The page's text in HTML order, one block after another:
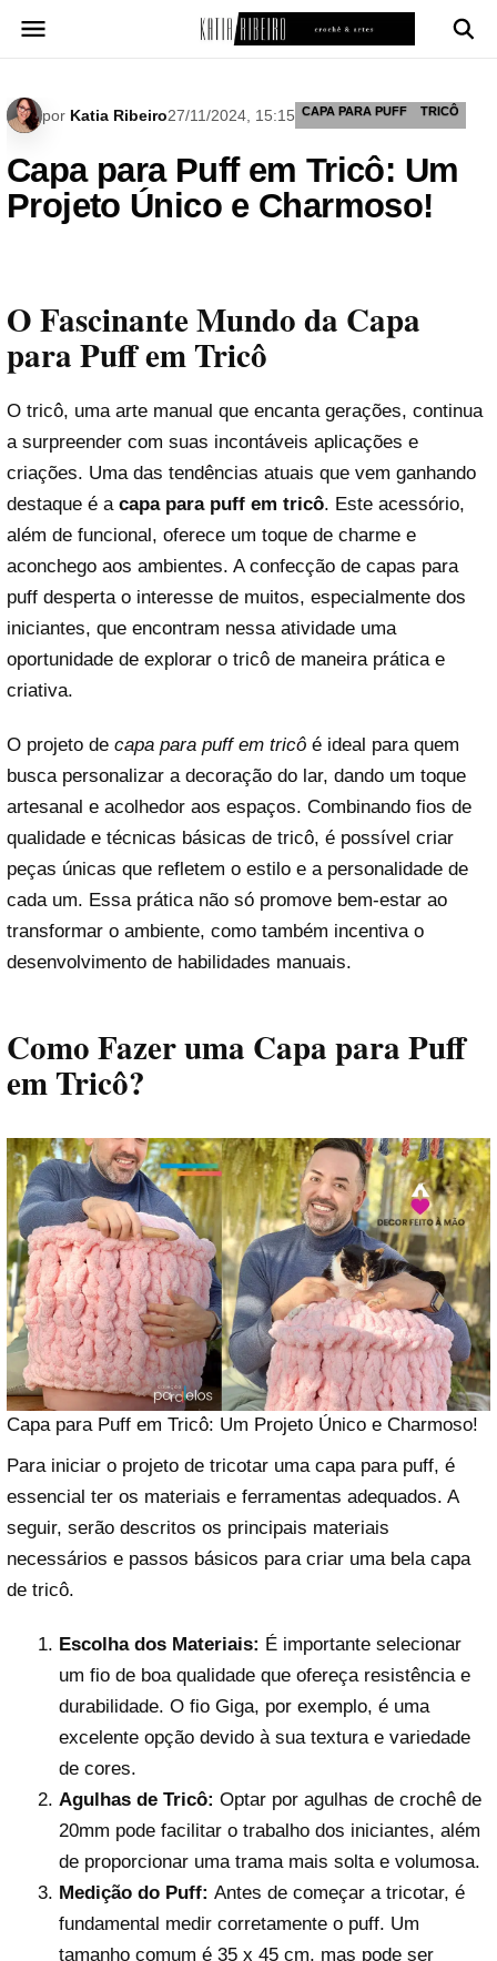
para
por Katia Ribeiro27/11/2024, 15:15 CAPA PARA PUFF TRICÔ
Capa para Puff em Tricô: Um
Projeto Único e Charmoso!
O Fascinante Mundo da Capa
para Puff em Tricô
O tricô, uma arte manual que encanta gerações, continua
a surpreender com suas incontáveis aplicações e
criações. Uma das tendências atuais que vem ganhando
destaque é a capa para puff em tricô. Este acessório,
além de funcional, oferece um toque de charme e
aconchego aos ambientes. A confecção de capas para
puff desperta o interesse de muitos, especialmente dos
iniciantes, que encontram nessa atividade uma
oportunidade de explorar o tricô de maneira prática e
criativa.
O projeto de capa para puff em tricô é ideal para quem
busca personalizar a decoração do lar, dando um toque
artesanal e acolhedor aos espaços. Combinando fios de
qualidade e técnicas básicas de tricô, é possível criar
peças únicas que refletem o estilo e a personalidade de
cada um. Essa prática não só promove bem-estar ao
transformar o ambiente, como também incentiva o
desenvolvimento de habilidades manuais.
Como Fazer uma Capa para Puff
em Tricô?
Capa para Puff em Tricô: Um Projeto Único e Charmoso!
Para iniciar o projeto de tricotar uma capa para puff, é
essencial ter os materiais e ferramentas adequados. A
seguir, serão descritos os principais materiais
necessários e passos básicos para criar uma bela capa
de tricô.
Escolha dos Materiais: É importante selecionar
um fio de boa qualidade que ofereça resistência e
durabilidade. O fio Giga, por exemplo, é uma
excelente opção devido à sua textura e variedade
de cores.
Agulhas de Tricô: Optar por agulhas de crochê de
20mm pode facilitar o trabalho dos iniciantes, além
de proporcionar uma trama mais solta e volumosa.
Medição do Puff: Antes de começar a tricotar, é
fundamental medir corretamente o puff. Um
tamanho comum é 35 x 45 cm, mas pode ser